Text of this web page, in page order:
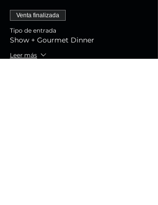
Venta finalizada
Tipo de entrada
Show + Gourmet Dinner
Leer más